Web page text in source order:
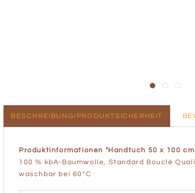
BESCHREIBUNG/PRODUKTSICHERHEIT
Produktinformationen "Handtuch 50 x 100
100 % kbA-Baumwolle, Standard Bouclè
waschbar bei 60°C